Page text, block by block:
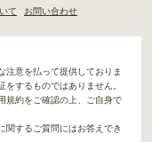
て お問い合わせ
注意を払って提供しておりま
するものではありません。
規約をご確認の上、ご自身で
関するご質問にはお答えでき